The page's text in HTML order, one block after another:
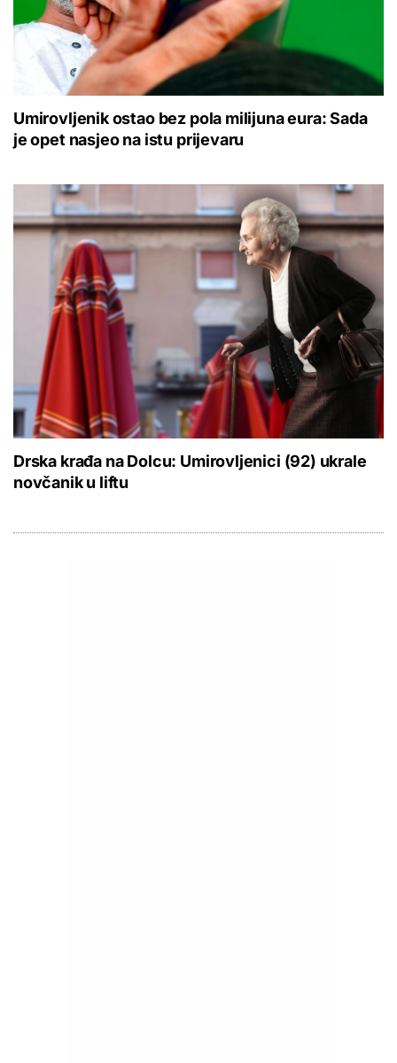
Umirovljenik ostao bez pola milijuna eura: Sada
je opet nasjeo na istu prijevaru
Drska krađa na Dolcu: Umirovljenici (92) ukrale
novčanik u liftu